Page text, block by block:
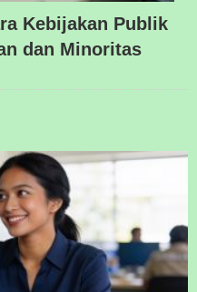
Kebijakan Publik
dan Minoritas